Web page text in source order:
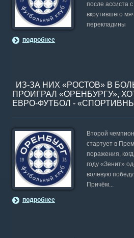
после ассиста с
вкрутившего
перекладины
подробнее
ИЗ-ЗА НИХ «РОСТОВ» В
ПРОИГРАЛ «ОРЕНБУРГУ»,
ЕВРО-ФУТБОЛ -
Второй
стартует в
поражения,
году «Зенит»
волевую
Причём...
подробнее